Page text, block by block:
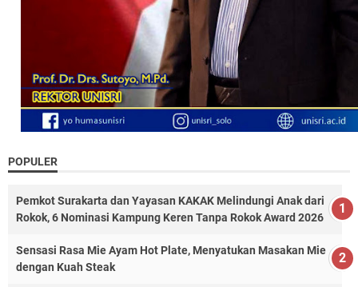
POPULER
Pemkot Surakarta dan Yayasan KAKAK Melindungi Anak dari
Rokok, 6 Nominasi Kampung Keren Tanpa Rokok Award 2026
Sensasi Rasa Mie Ayam Hot Plate, Menyatukan Masakan Mie
dengan Kuah Steak